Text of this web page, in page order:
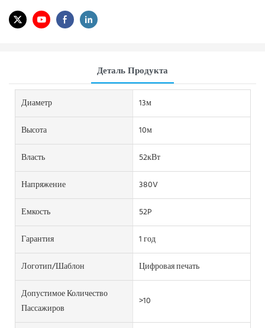
Деталь Продукта
Диаметр
13м
Высота
10м
Власть
52кВт
Напряжение
380V
Емкость
52P
Гарантия
1 год
Логотип/шаблон
Цифровая печать
Допустимое Количество
Пассажиров
>10